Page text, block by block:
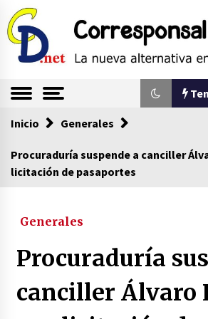
Saltar
al
contenido
La nueva alternativa en periodismo
Tendencia ahora
Comienza la era del
20/06/2026
Se eligen los
Inicio Generales
Procuraduría suspende a canciller
licitación de pasaportes
Generales
Procuraduría
canciller Álvaro